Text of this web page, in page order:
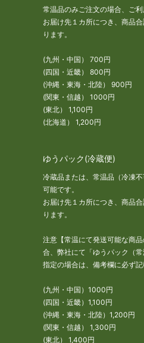
常温品のみご注文の場合、ご利
お届け先１カ所につき、商品
ります。
(九州・中国） 700円
(四国・近畿） 800円
(沖縄・東海・北陸） 900円
(関東・信越） 1000円
(東北） 1,100円
(北海道） 1,200円
ゆうパック(冷蔵便)
冷蔵品または、常温品（冷凍
可能です。
お届け先１カ所につき、商品
ります。
注意【常温にて発送可能な商
合、弊社にて「ゆうパック（
指定の場合は、備考欄に必ず記
(九州・中国）1000円
(四国・近畿）1,100円
(沖縄・東海・北陸）1,200円
(関東・信越） 1,300円
(東北） 1,400円